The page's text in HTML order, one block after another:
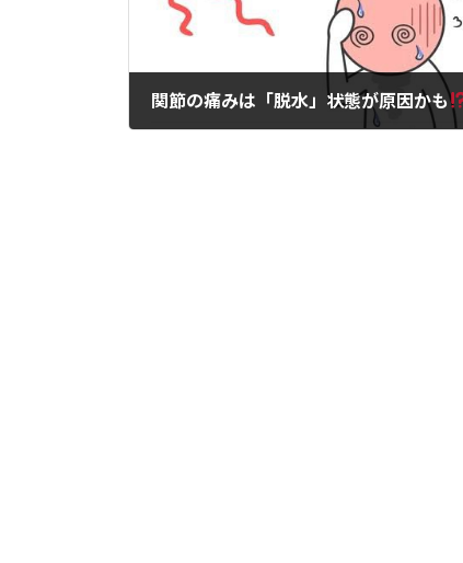
関節の痛みは「脱水」状態が原因かも